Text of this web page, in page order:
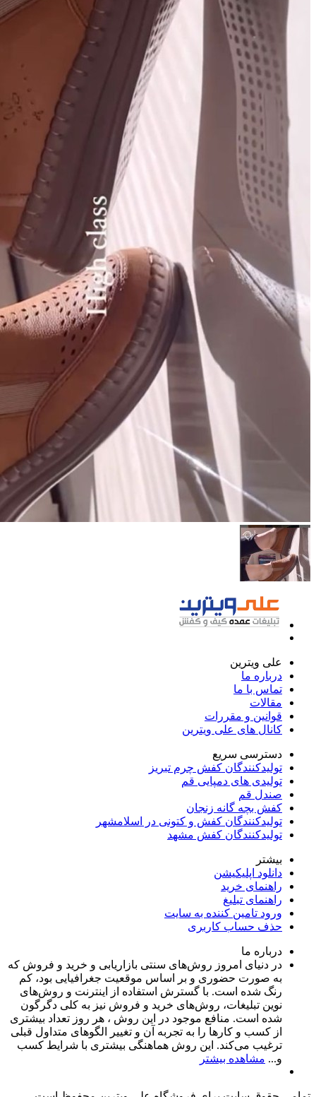
علی ویترین
درباره ما
تماس با ما
مقالات
قوانین و مقررات
کانال های علی ویترین
دسترسی سریع
تولیدکنندگان کفش چرم تبریز
تولیدی های دمپایی قم
صندل قم
کفش بچه گانه زنجان
تولیدکنندگان کفش و کتونی در اسلامشهر
تولیدکنندگان کفش مشهد
بیشتر
دانلود اپلیکیشن
راهنمای خرید
راهنمای تبلیغ
ورود تامین کننده به سایت
حذف حساب کاربری
درباره ما
در دنیای امروز روش‌های سنتی بازاریابی و خرید و فروش که
به صورت حضوری و بر اساس موقعیت جغرافیایی بود، کم
رنگ شده است. با گسترش استفاده از اینترنت و روش‌های
نوین تبلیغات، روش‌های خرید و فروش نیز به کلی دگرگون
شده است. منافع موجود در این روش ، هر روز تعداد بیشتری
از کسب و کارها را به تجربه‌ آن و تغییر الگوهای متداول قبلی
ترغیب می‌کند. این روش هماهنگی بیشتری با شرایط کسب
و... مشاهده بیشتر